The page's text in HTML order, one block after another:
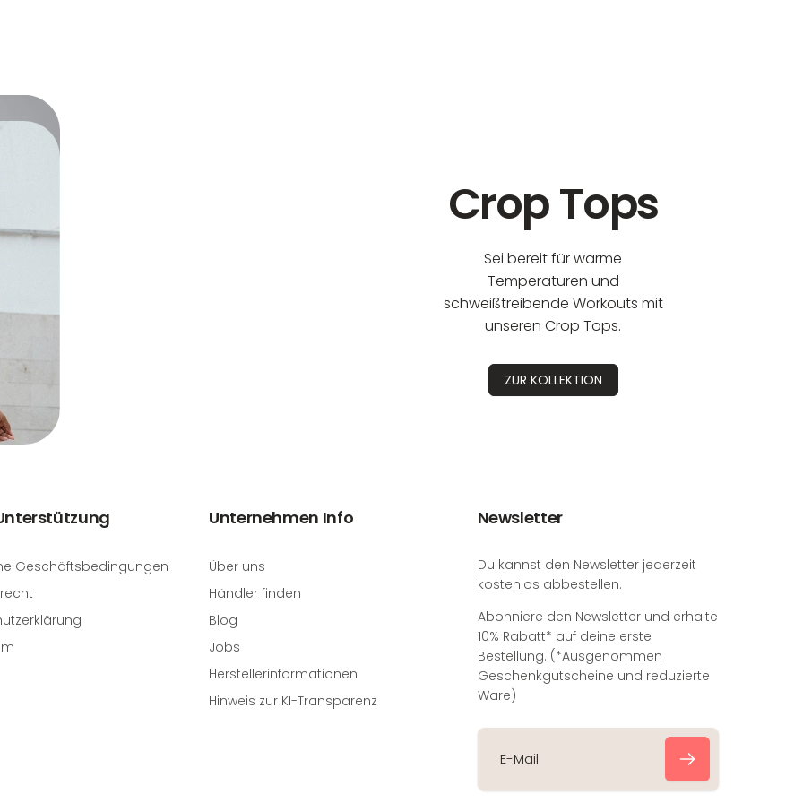
verantwortlicher Wirtschaftsakteur:
Crop Tops
Sei bereit für warme
Temperaturen und
schweißtreibende Workouts mit
unseren Crop Tops.
ZUR KOLLEKTION
Geschäftsbedingungen
Unternehmen Info
Über uns
Händler finden
Blog
Jobs
Herstellerinformationen
Hinweis zur KI-Transparenz
Newsletter
Du kannst den Newsletter jederzeit
kostenlos abbestellen.
Abonniere den Newsletter und erhalte
10% Rabatt* auf deine erste
Bestellung. (*Ausgenommen
Geschenkgutscheine und reduzierte
Ware)
E